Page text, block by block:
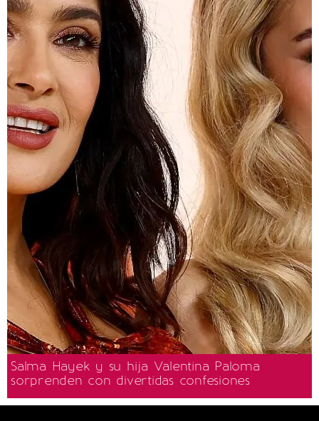
Salma Hayek y su hija Valentina Paloma
sorprenden con divertidas confesiones